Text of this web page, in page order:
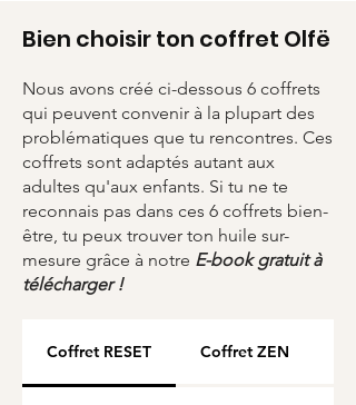
Bien choisir ton coffret Olfë
Nous avons créé ci-dessous 6 coffrets
qui peuvent convenir à la plupart des
problématiques que tu rencontres. Ces
coffrets sont adaptés autant aux
adultes qu'aux enfants. Si tu ne te
reconnais pas dans ces 6 coffrets bien-
être, tu peux trouver ton huile sur-
mesure grâce à notre E-book gratuit à
télécharger !
Coffret RESET Coffret ZEN